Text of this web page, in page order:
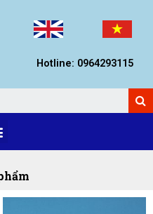
Hotline: 0964293115